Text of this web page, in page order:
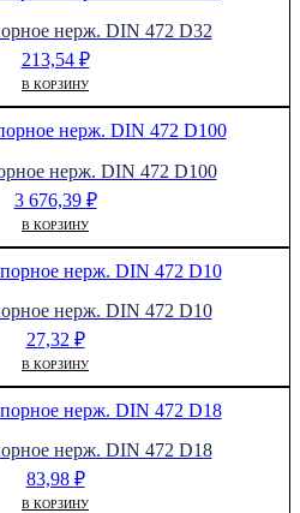
нерж. DIN 472 D32
213,54 ₽
В КОРЗИНУ
нерж. DIN 472 D100
3 676,39 ₽
В КОРЗИНУ
нерж. DIN 472 D10
27,32 ₽
В КОРЗИНУ
нерж. DIN 472 D18
83,98 ₽
В КОРЗИНУ